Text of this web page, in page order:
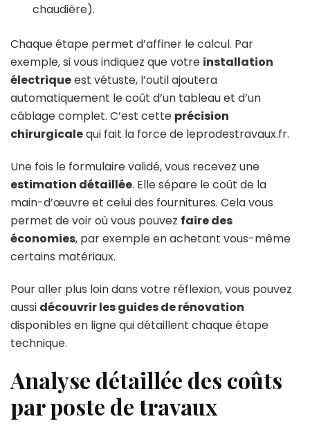
chaudière).
Chaque étape permet d’affiner le calcul. Par
exemple, si vous indiquez que votre installation
électriqueest vétuste, l’outil ajoutera
automatiquement le coût d’un tableau et d’un
câblage complet. C’est cette précision
chirurgicalequi fait la force de leprodestravaux.fr.
Une fois le formulaire validé, vous recevez une
estimation détaillée. Elle sépare le coût de la
main-d’œuvre et celui des fournitures. Cela vous
permet de voir où vous pouvez faire des
économies, par exemple en achetant vous-même
certains matériaux.
Pour aller plus loin dans votre réflexion, vous pouvez
aussi découvrir les guides de rénovation
disponibles en ligne qui détaillent chaque étape
technique.
Analyse détaillée des coûts
par poste de travaux